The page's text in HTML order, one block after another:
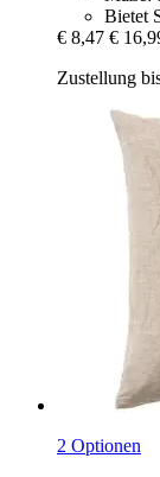
Bietet
€ 8,47 €
Zustellung
2 Optionen